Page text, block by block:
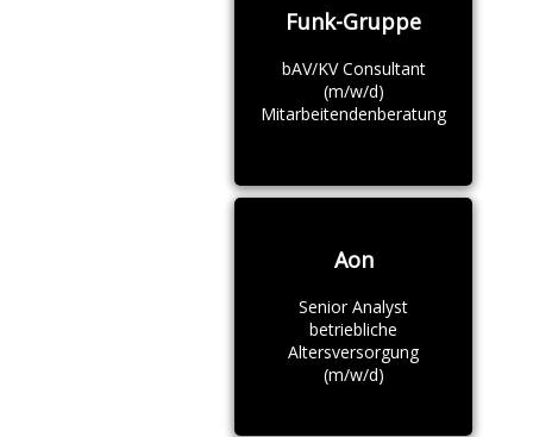
Funk-Gruppe
bAV/KV Consultant
(m/w/d)
Mitarbeitendenberatung
Aon
Senior Analyst
betriebliche
Altersversorgung
(m/w/d)